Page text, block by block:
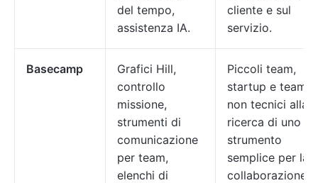
del tempo,
assistenza IA.
cliente e sul
servizio.
Basecamp
Grafici Hill,
controllo
missione,
strumenti di
comunicazione
per team,
elenchi di
Piccoli team,
startup e team
non tecnici alla
ricerca di uno
strumento
semplice per la
collaborazione